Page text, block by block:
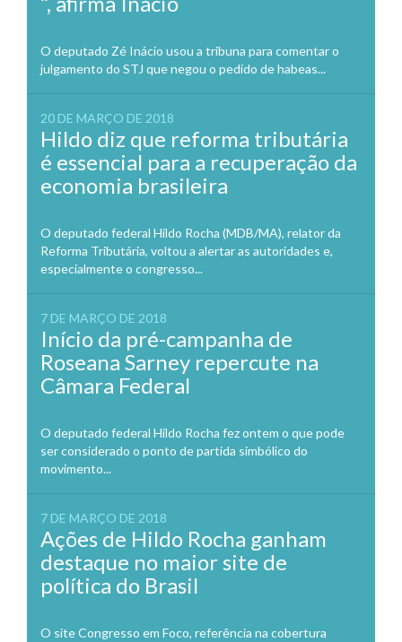
O deputado Zé Inácio usou a tribuna para comentar o
julgamento do STJ que negou o pedido de habeas...
20 DE MARÇO DE 2018
Hildo diz que reforma tributária
é essencial para a recuperação da
economia brasileira
O deputado federal Hildo Rocha (MDB/MA), relator da
Reforma Tributária, voltou a alertar as autoridades e,
especialmente o congresso...
7 DE MARÇO DE 2018
Início da pré-campanha de
Roseana Sarney repercute na
Câmara Federal
O deputado federal Hildo Rocha fez ontem o que pode
ser considerado o ponto de partida simbólico do
movimento...
7 DE MARÇO DE 2018
Ações de Hildo Rocha ganham
destaque no maior site de
política do Brasil
O site Congresso em Foco, referência na cobertura